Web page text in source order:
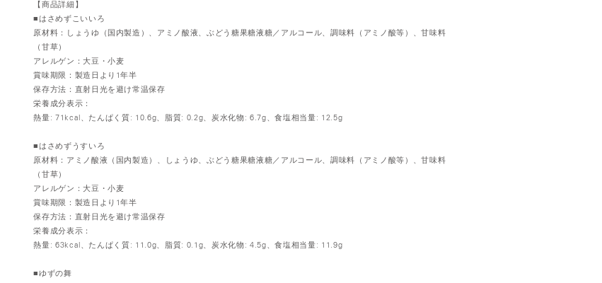
【商品詳細】
■はさめずこいいろ
原材料：しょうゆ（国内製造）、アミノ酸液、ぶどう糖果糖液糖／アルコール、調味料（アミノ酸等）、甘味料
（甘草）
アレルゲン：大豆・小麦
賞味期限：製造日より1年半
保存方法：直射日光を避け常温保存
栄養成分表示：
熱量: 71kcal、たんぱく質: 10.6g、脂質: 0.2g、炭水化物: 6.7g、食塩相当量: 12.5g
■はさめずうすいろ
原材料：アミノ酸液（国内製造）、しょうゆ、ぶどう糖果糖液糖／アルコール、調味料（アミノ酸等）、甘味料
（甘草）
アレルゲン：大豆・小麦
賞味期限：製造日より1年半
保存方法：直射日光を避け常温保存
栄養成分表示：
熱量: 63kcal、たんぱく質: 11.0g、脂質: 0.1g、炭水化物: 4.5g、食塩相当量: 11.9g
■ゆずの舞